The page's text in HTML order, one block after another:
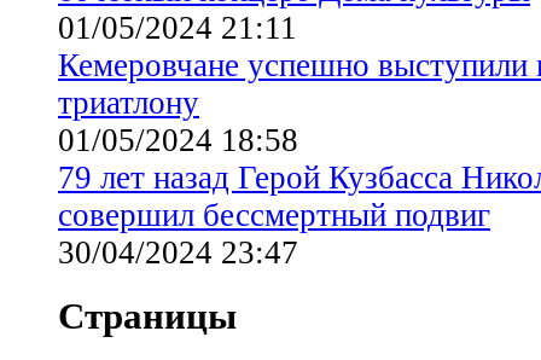
01/05/2024 21:11
Кемеровчане успешно выступили
триатлону
01/05/2024 18:58
79 лет назад Герой Кузбасса
совершил бессмертный подвиг
30/04/2024 23:47
Страницы